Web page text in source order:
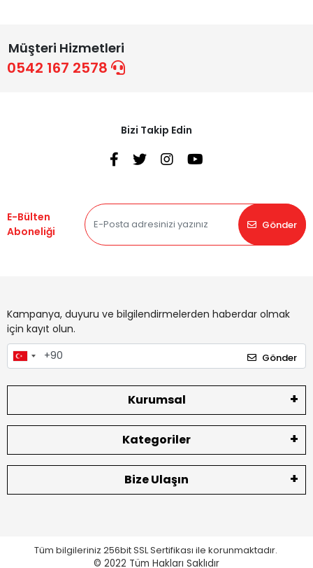
Müşteri Hizmetleri
0542 167 2578
Bizi Takip Edin
E-Bülten
Aboneliği
Gönder
Kampanya, duyuru ve bilgilendirmelerden haberdar olmak
için kayıt olun.
Gönder
Kurumsal
Kategoriler
Bize Ulaşın
Tüm bilgileriniz 256bit SSL Sertifikası ile korunmaktadır.
© 2022 Tüm Hakları Saklıdır